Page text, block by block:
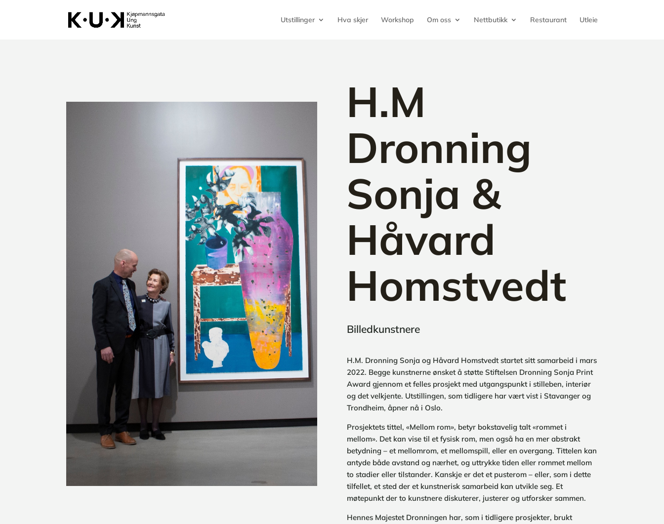
Utstillinger Hva skjer Workshop Om oss Nettbutikk Restaurant Utleie
H.M
Dronning
Sonja &
Håvard
Homstvedt
Billedkunstnere
H.M. Dronning Sonja og Håvard Homstvedt startet sitt samarbeid i mars
2022. Begge kunstnerne ønsket å støtte Stiftelsen Dronning Sonja Print
Award gjennom et felles prosjekt med utgangspunkt i stilleben, interiør
og det velkjente. Utstillingen, som tidligere har vært vist i Stavanger og
Trondheim, åpner nå i Oslo.
Prosjektets tittel, «Mellom rom», betyr bokstavelig talt «rommet i
mellom». Det kan vise til et fysisk rom, men også ha en mer abstrakt
betydning – et mellomrom, et mellomspill, eller en overgang. Tittelen kan
antyde både avstand og nærhet, og uttrykke tiden eller rommet mellom
to stadier eller tilstander. Kanskje er det et pusterom – eller, som i dette
tilfellet, et sted der et kunstnerisk samarbeid kan utvikle seg. Et
møtepunkt der to kunstnere diskuterer, justerer og utforsker sammen.
Hennes Majestet Dronningen har, som i tidligere prosjekter, brukt